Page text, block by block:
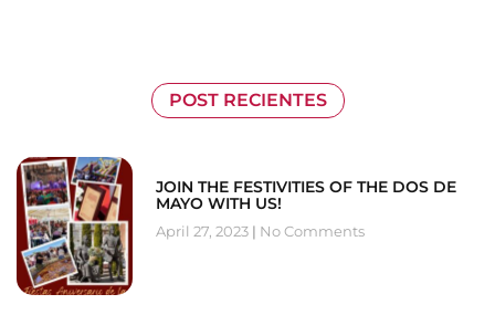
POST RECIENTES
JOIN THE FESTIVITIES OF THE DOS DE
MAYO WITH US!
April 27, 2023 No Comments